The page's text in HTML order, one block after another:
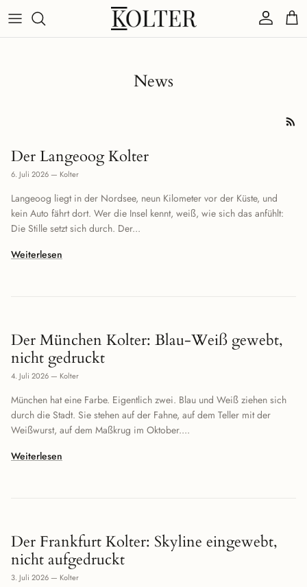
Konto
News
Der Langeoog Kolter
6. Juli 2026— Kolter
Langeoog liegt in der Nordsee, neun Kilometer vor der Küste, und
kein Auto fährt dort. Wer die Insel kennt, weiß, wie sich das anfühlt:
Die Stille setzt sich durch. Der...
Weiterlesen
Der München Kolter: Blau-Weiß gewebt,
nicht gedruckt
4. Juli 2026— Kolter
München hat eine Farbe. Eigentlich zwei. Blau und Weiß ziehen sich
durch die Stadt. Sie stehen auf der Fahne, auf dem Teller mit der
Weißwurst, auf dem Maßkrug im Oktober....
Weiterlesen
Der Frankfurt Kolter: Skyline eingewebt,
nicht aufgedruckt
3. Juli 2026— Kolter